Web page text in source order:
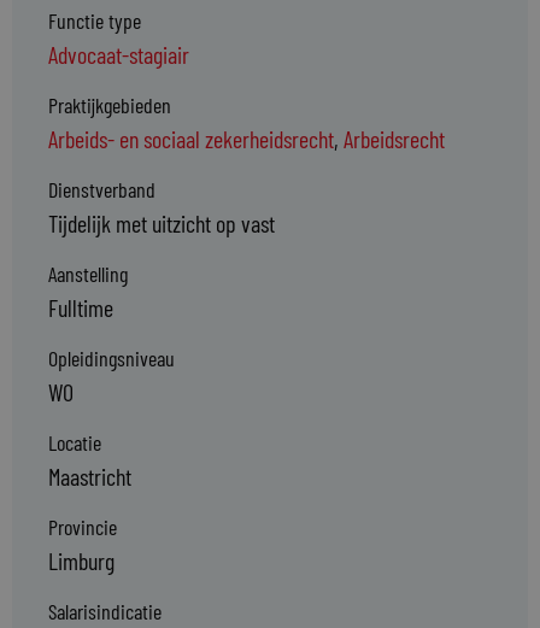
Functie type
Advocaat-stagiair
Praktijkgebieden
Arbeids- en sociaal zekerheidsrecht, Arbeidsrecht
Dienstverband
Tijdelijk met uitzicht op vast
Aanstelling
Fulltime
Opleidingsniveau
WO
Locatie
Maastricht
Provincie
Limburg
Salarisindicatie